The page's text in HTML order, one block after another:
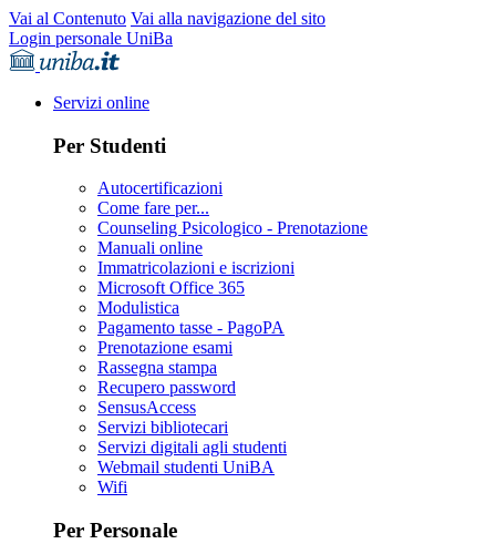
Vai al Contenuto Vai alla navigazione del sito
Login personale UniBa
Servizi online
Per Studenti
Autocertificazioni
Come fare per...
Counseling Psicologico - Prenotazione
Manuali online
Immatricolazioni e iscrizioni
Microsoft Office 365
Modulistica
Pagamento tasse - PagoPA
Prenotazione esami
Rassegna stampa
Recupero password
SensusAccess
Servizi bibliotecari
Servizi digitali agli studenti
Webmail studenti UniBA
Wifi
Per Personale